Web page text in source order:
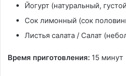
Йогурт (натуральный,
Сок лимонный (сок
Листья салата / Салат
Время приготовления: 15 минут